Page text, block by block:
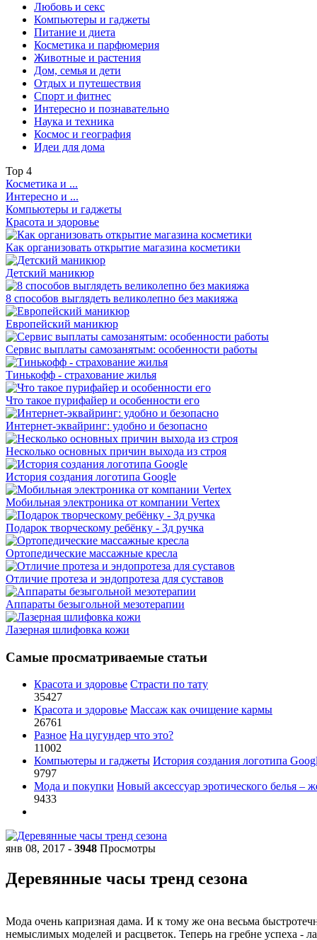
Любовь и секс
Компьютеры и гаджеты
Питание и диета
Косметика и парфюмерия
Животные и растения
Дом, семья и дети
Отдых и путешествия
Спорт и фитнес
Интересно и познавательно
Наука и техника
Космос и география
Идеи для дома
Top 4
Косметика и ...
Интересно и ...
Компьютеры и гаджеты
Красота и здоровье
Как организовать открытие магазина косметики
Детский маникюр
8 способов выглядеть великолепно без макияжа
Европейский маникюр
Сервис выплаты самозанятым: особенности работы
Тинькофф - страхование жилья
Что такое пурифайер и особенности его
Интернет-эквайринг: удобно и безопасно
Несколько основных причин выхода из строя
История создания логотипа Google
Мобильная электроника от компании Vertex
Подарок творческому ребёнку - 3д ручка
Ортопедические массажные кресла
Отличие протеза и эндопротеза для суставов
Аппараты безыгольной мезотерапии
Лазерная шлифовка кожи
Самые просматриваемые статьи
Красота и здоровье Страсти по тату
35427
Красота и здоровье Массаж как очищение кармы
26761
Разное На цугундер что это?
11002
Компьютеры и гаджеты История создания логотипа
9797
Мода и покупки Новый аксессуар эротического белья –
9433
янв 08, 2017 - 3948 Просмотры
Деревянные часы тренд сезона
Мода очень капризная дама. И к тому же она весьма
немыслимых моделей и расцветок. Теперь на гребне успеха -